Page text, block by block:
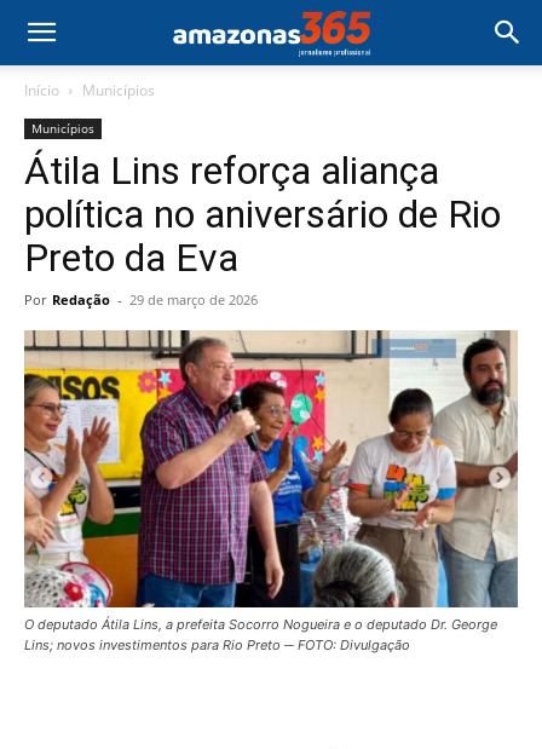
Início Municípios
Municípios
Átila Lins reforça aliança
política no aniversário de Rio
Preto da Eva
Por Redação - 29 de março de 2026
O deputado Átila Lins, a prefeita Socorro Nogueira e o deputado Dr. George
Lins; novos investimentos para Rio Preto ─ FOTO: Divulgação